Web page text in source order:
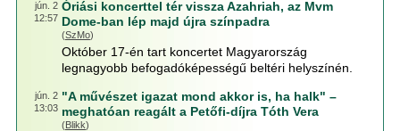
jún. 2
12:57
Óriási koncerttel tér vissza Azahriah, az Mvm
Dome-ban lép majd újra színpadra
(SzMo)
Október 17-én tart koncertet Magyarország
legnagyobb befogadóképességű beltéri helyszínén.
jún. 2
13:03
"A művészet igazat mond akkor is, ha halk" –
meghatóan reagált a Petőfi-díjra Tóth Vera
(Blikk)